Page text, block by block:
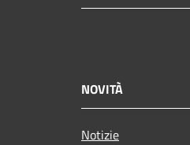
NOVITÀ
Notizie